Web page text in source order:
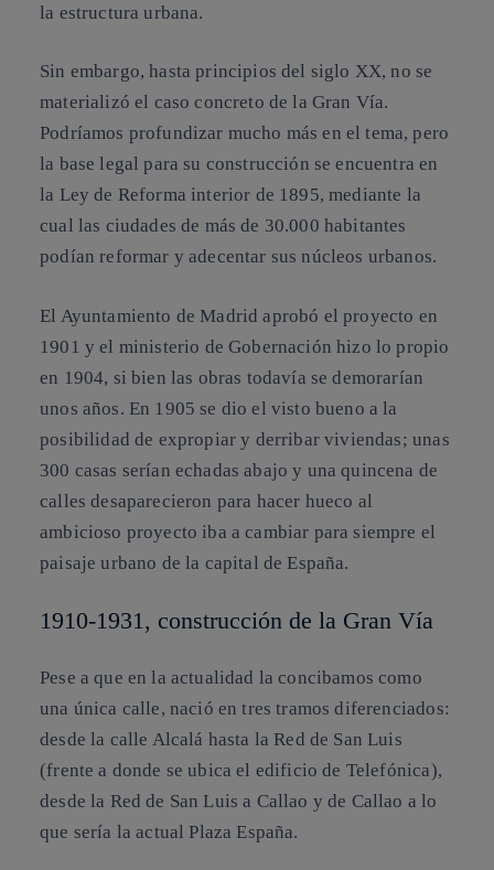
la estructura urbana.
Sin embargo, hasta principios del siglo XX, no se
materializó el caso concreto de la Gran Vía.
Podríamos profundizar mucho más en el tema, pero
la base legal para su construcción se encuentra en
la Ley de Reforma interior de 1895, mediante la
cual las ciudades de más de 30.000 habitantes
podían reformar y adecentar sus núcleos urbanos.
El Ayuntamiento de Madrid aprobó el proyecto en
1901 y el ministerio de Gobernación hizo lo propio
en 1904, si bien las obras todavía se demorarían
unos años. En 1905 se dio el visto bueno a la
posibilidad de expropiar y derribar viviendas; unas
300 casas serían echadas abajo y una quincena de
calles desaparecieron para hacer hueco al
ambicioso proyecto iba a cambiar para siempre el
paisaje urbano de la capital de España.
1910-1931, construcción de la Gran Vía
Pese a que en la actualidad la concibamos como
una única calle, nació en tres tramos diferenciados:
desde la calle Alcalá hasta la Red de San Luis
(frente a donde se ubica el edificio de Telefónica),
desde la Red de San Luis a Callao y de Callao a lo
que sería la actual Plaza España.